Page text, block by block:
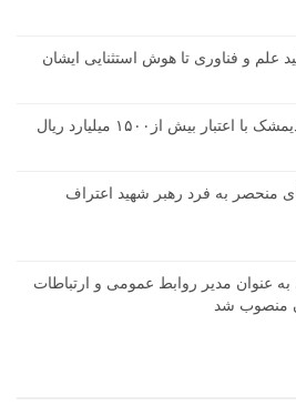
علم و فناوری تا هوش استثنایی ایشان
منحصر به فرد رهبر شهید اعتراف
عنوان مدیر روابط عمومی و ارتباطات
منصوب شد